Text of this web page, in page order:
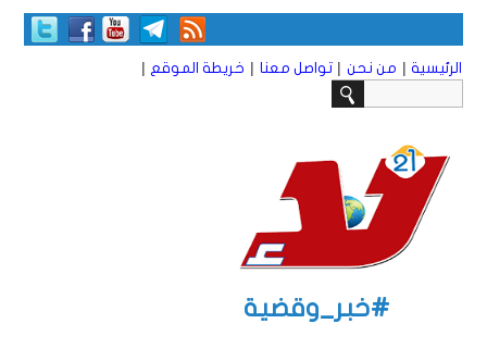
الرئيسية | من نحن | تواصل معنا | خريطة الموقع |
#خبر_وقضية